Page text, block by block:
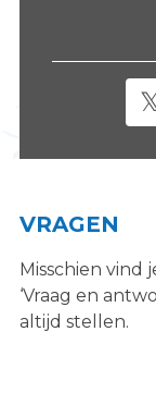
VRAGEN
Misschien
‘Vraag en
altijd stellen.